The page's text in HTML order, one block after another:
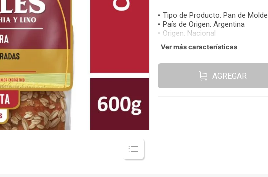
Tipo de Producto: Pan de Molde
País de Origen:Argentina
Origen: Nacional
Ver más características
AGREGAR